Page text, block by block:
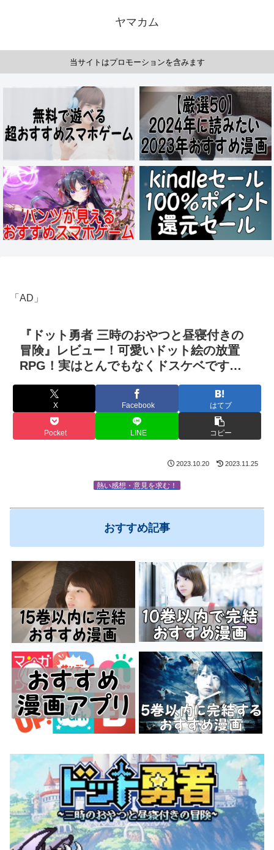
ヤマカム
当サイトはプロモーションを含みます
「AD」
『ドット勇者 三時のおやつと昼寝付きの
冒険』レビュー！可愛いドット絵の放置
RPG！実はとんでもなくドスケベです…
X Facebook はてブ
Pocket LINE コピー
2023.10.20 2023.11.25
熱い感想・意見を求む！
おすすめ記事